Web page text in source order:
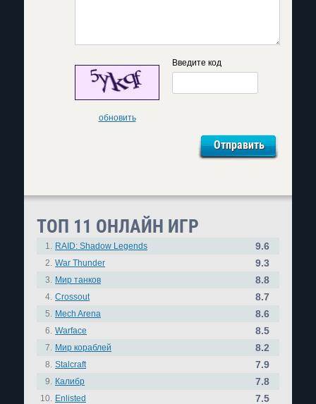
обновить
Введите код
ТОП 11 ОНЛАЙН ИГР
1. RAID: Shadow Legends 9.6
2. War Thunder 9.3
3. Мир танков 8.8
4. Crossout 8.7
5. Mech Arena 8.6
6. Warface 8.5
7. Мир кораблей 8.2
8. Stalcraft 7.9
9. Калибр 7.8
10. Enlisted 7.5